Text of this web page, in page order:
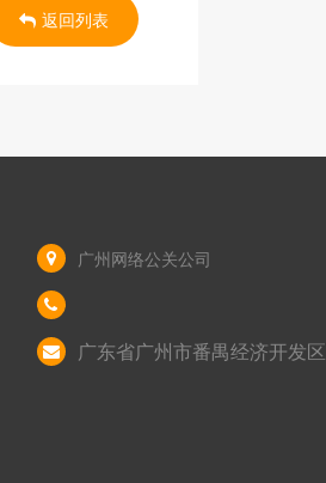
返回列表
广州网络公关公司
广东省广州市番禺经济开发区